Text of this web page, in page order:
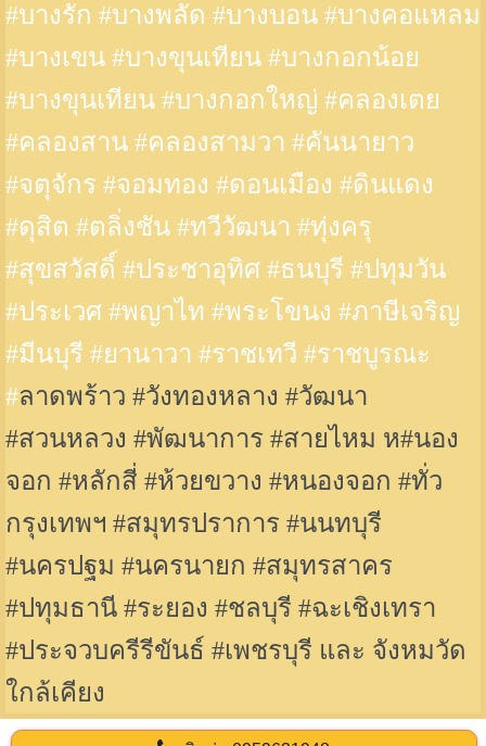
#บางรัก #บางพลัด #บางบอน #บางคอแหลม
#บางเขน #บางขุนเทียน #บางกอกน้อย
#บางขุนเทียน #บางกอกใหญ่ #คลองเตย
#คลองสาน #คลองสามวา #คันนายาว
#จตุจักร #จอมทอง #ดอนเมือง #ดินแดง
#ดุสิต #ตลิ่งชัน #ทวีวัฒนา #ทุ่งครุ
#สุขสวัสดิ์ #ประชาอุทิศ #ธนบุรี #ปทุมวัน
#ประเวศ #พญาไท #พระโขนง #ภาษีเจริญ
#มีนบุรี #ยานาวา #ราชเทวี #ราชบูรณะ
#ลาดพร้าว #วังทองหลาง #วัฒนา
#สวนหลวง #พัฒนาการ #สายไหม ห#นอง
จอก #หลักสี่ #ห้วยขวาง #หนองจอก #ทั่ว
กรุงเทพฯ #สมุทรปราการ #นนทบุรี
#นครปฐม #นครนายก #สมุทรสาคร
#ปทุมธานี #ระยอง #ชลบุรี #ฉะเชิงเทรา
#ประจวบครีรีขันธ์ #เพชรบุรี และ จังหมวัด
ใกล้เคียง